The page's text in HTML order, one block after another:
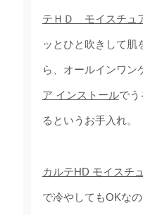
テＨＤ モイスチュ
ッとひと吹きして肌
ら、オールインワン
ア インストールでう
るというお手入れ。
カルテHD モイスチ
で冷やしてもOKな